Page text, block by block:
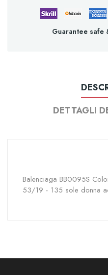
Guarantee safe
DETTAGLI
Balenciaga BB0095S
53/19 - 135 sole donna